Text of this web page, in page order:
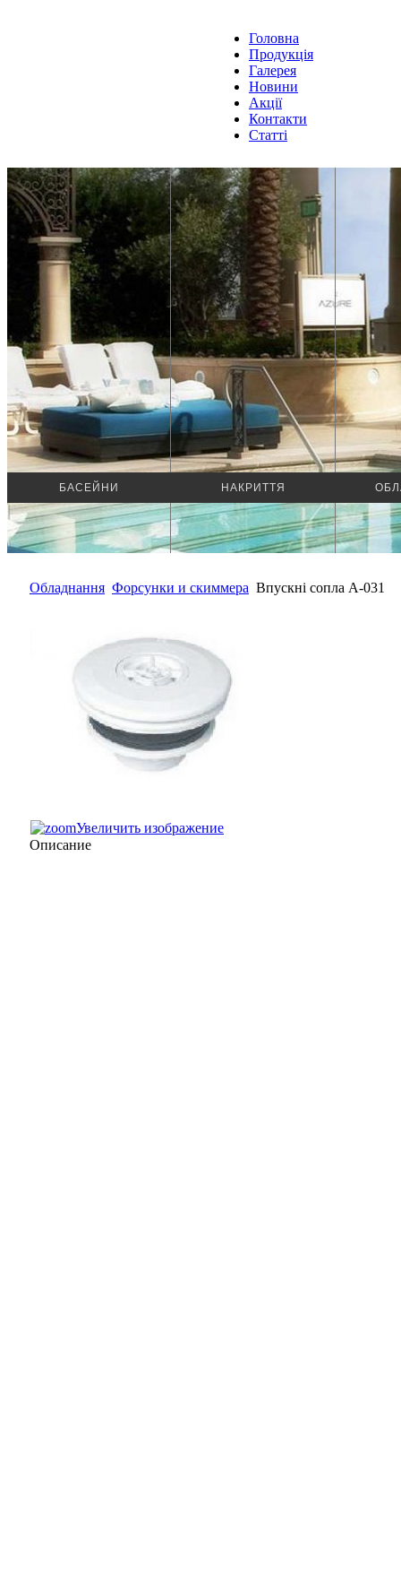
Головна
Продукція
Галерея
Новини
Акції
Контакти
Статті
БАСЕЙНИ НАКРИТТЯ
Обладнання Форсунки и скиммера Впускні сопла A-031
Увеличить изображение
Описание